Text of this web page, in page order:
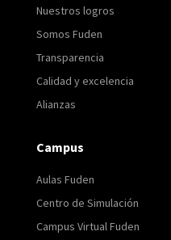
Nuestros logros
Somos Fuden
Transparencia
Calidad y excelencia
Alianzas
Campus
Aulas Fuden
Centro de Simulación
Campus Virtual Fuden